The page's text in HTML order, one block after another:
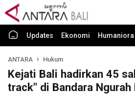
Updates Ekonomi Humaniora
ANTARA Hukum
Kejati Bali hadirkan 45
track" di Bandara Ngurah